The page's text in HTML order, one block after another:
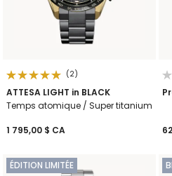
(2)
ATTESA LIGHT in BLACK
Temps atomique / Super titanium
1 795,00 $ CA
ÉDITION LIMITÉE